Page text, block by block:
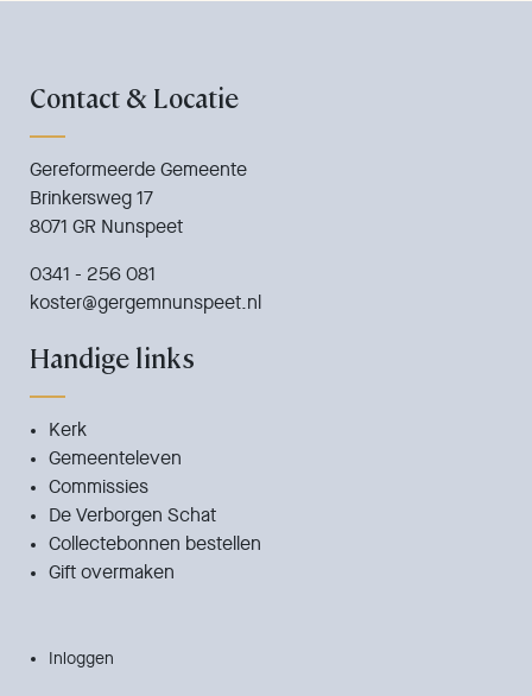
Contact & Locatie
Gereformeerde Gemeente
Brinkersweg 17
8071 GR Nunspeet
0341 - 256 081
koster@gergemnunspeet.nl
Handige links
Kerk
Gemeenteleven
Commissies
De Verborgen Schat
Collectebonnen bestellen
Gift overmaken
Inloggen